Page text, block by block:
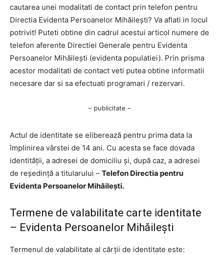
cautarea unei modalitati de contact prin telefon pentru
Directia Evidenta Persoanelor Mihăilești? Va aflati in locul
potrivit! Puteti obtine din cadrul acestui articol numere de
telefon aferente Directiei Generale pentru Evidenta
Persoanelor Mihăilești (evidenta populatiei). Prin prisma
acestor modalitati de contact veti putea obtine informatii
necesare dar si sa efectuati programari / rezervari.
– publicitate –
Actul de identitate se eliberează pentru prima data la
împlinirea vârstei de 14 ani. Cu acesta se face dovada
identităţii, a adresei de domiciliu şi, după caz, a adresei
de reşedinţă a titularului – Telefon Directia pentru
Evidenta Persoanelor Mihăilești.
Termene de valabilitate carte identitate
– Evidenta Persoanelor Mihăilești
Termenul de valabilitate al cărţii de identitate este: